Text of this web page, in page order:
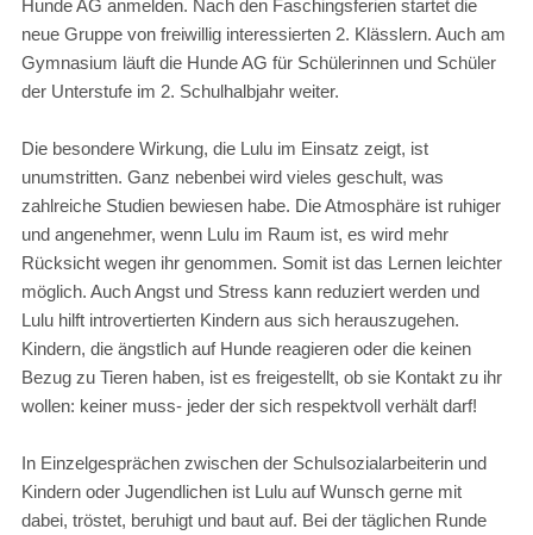
Hunde AG anmelden. Nach den Faschingsferien startet die
neue Gruppe von freiwillig interessierten 2. Klässlern. Auch am
Gymnasium läuft die Hunde AG für Schülerinnen und Schüler
der Unterstufe im 2. Schulhalbjahr weiter.
Die besondere Wirkung, die Lulu im Einsatz zeigt, ist
unumstritten. Ganz nebenbei wird vieles geschult, was
zahlreiche Studien bewiesen habe. Die Atmosphäre ist ruhiger
und angenehmer, wenn Lulu im Raum ist, es wird mehr
Rücksicht wegen ihr genommen. Somit ist das Lernen leichter
möglich. Auch Angst und Stress kann reduziert werden und
Lulu hilft introvertierten Kindern aus sich herauszugehen.
Kindern, die ängstlich auf Hunde reagieren oder die keinen
Bezug zu Tieren haben, ist es freigestellt, ob sie Kontakt zu ihr
wollen: keiner muss- jeder der sich respektvoll verhält darf!
In Einzelgesprächen zwischen der Schulsozialarbeiterin und
Kindern oder Jugendlichen ist Lulu auf Wunsch gerne mit
dabei, tröstet, beruhigt und baut auf. Bei der täglichen Runde